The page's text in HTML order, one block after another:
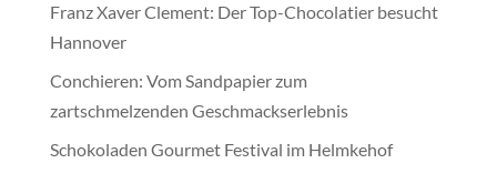
Franz Xaver Clement: Der Top-Chocolatier besucht
Hannover
Conchieren: Vom Sandpapier zum
zartschmelzenden Geschmackserlebnis
Schokoladen Gourmet Festival im Helmkehof